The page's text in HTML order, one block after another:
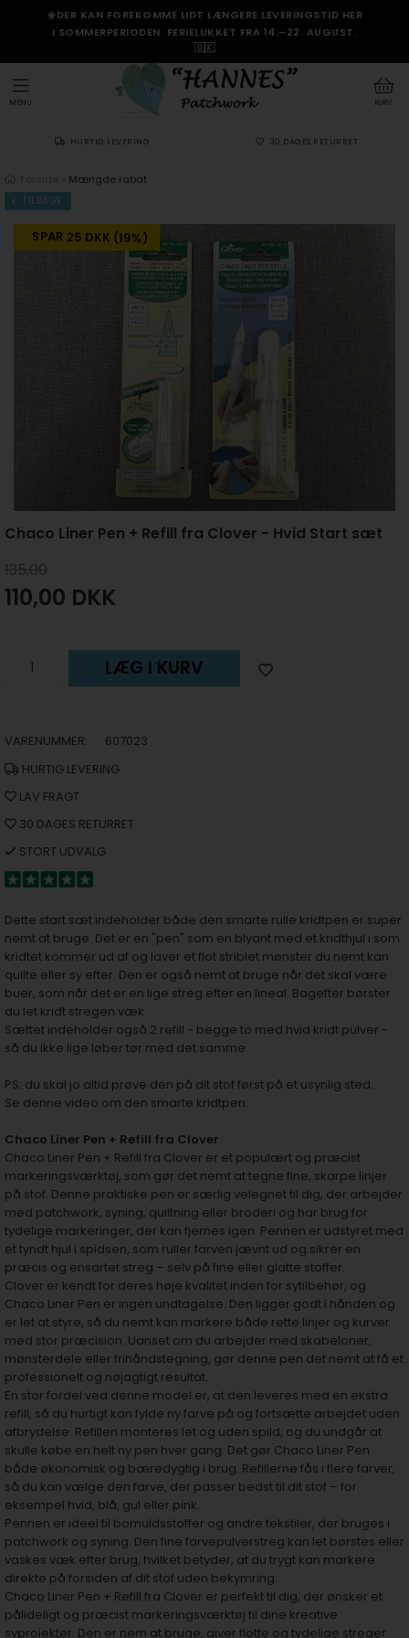
☀️DER KAN FOREKOMME LIDT LÆNGERE LEVERINGSTID HER
I SOMMERPERIODEN. FERIELUKKET FRA 14.–22. AUGUST.
🇩🇰
KURV
MENU
HURTIG LEVERING 30 DAGES RETURRET
Mængde rabat
TILBAGE
SPAR 25 DKK (19%)
Chaco Liner Pen + Refill fra Clover - Hvid Start sæt
135,00
110,00 DKK
LÆG I KURV
VARENUMMER:
607023
HURTIG LEVERING
LAV FRAGT
30 DAGES RETURRET
STORT UDVALG
Dette start sæt indeholder både den smarte rulle kridtpen er super
nemt at bruge. Det er en "pen" som en blyant med et kridthjul i som
kridtet kommer ud af og laver et flot striblet mønster du nemt kan
quilte eller sy efter. Den er også nemt at bruge når det skal være
buer, som når det er en lige streg efter en lineal. Bagefter børster
du let kridt stregen væk.
Sættet indeholder også 2 refill - begge to med hvid kridt pulver -
så du ikke lige løber tør med det samme.
PS: du skal jo altid prøve den på dit stof først på et usynlig sted.
Se denne video om den smarte kridtpen:
Chaco Liner Pen + Refill fra Clover
Chaco Liner Pen + Refill fra Clover er et populært og præcist
markeringsværktøj, som gør det nemt at tegne fine, skarpe linjer
på stof. Denne praktiske pen er særlig velegnet til dig, der arbejder
med patchwork, syning, quiltning eller broderi og har brug for
tydelige markeringer, der kan fjernes igen. Pennen er udstyret med
et tyndt hjul i spidsen, som ruller farven jævnt ud og sikrer en
præcis og ensartet streg – selv på fine eller glatte stoffer.
Clover er kendt for deres høje kvalitet inden for sytilbehør, og
Chaco Liner Pen er ingen undtagelse. Den ligger godt i hånden og
er let at styre, så du nemt kan markere både rette linjer og kurver
med stor præcision. Uanset om du arbejder med skabeloner,
mønsterdele eller frihåndstegning, gør denne pen det nemt at få et
professionelt og nøjagtigt resultat.
En stor fordel ved denne model er, at den leveres med en ekstra
refill, så du hurtigt kan fylde ny farve på og fortsætte arbejdet uden
afbrydelse. Refillen monteres let og uden spild, og du undgår at
skulle købe en helt ny pen hver gang. Det gør Chaco Liner Pen
både økonomisk og bæredygtig i brug. Refillerne fås i flere farver,
så du kan vælge den farve, der passer bedst til dit stof – for
eksempel hvid, blå, gul eller pink.
Pennen er ideel til bomuldsstoffer og andre tekstiler, der bruges i
patchwork og syning. Den fine farvepulverstreg kan let børstes eller
vaskes væk efter brug, hvilket betyder, at du trygt kan markere
direkte på forsiden af dit stof uden bekymring.
Chaco Liner Pen + Refill fra Clover er perfekt til dig, der ønsker et
pålideligt og præcist markeringsværktøj til dine kreative
syprojekter. Den er nem at bruge, giver flotte og tydelige streger